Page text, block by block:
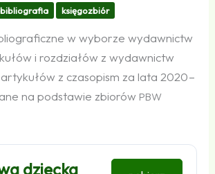
bibliografia księgozbiór
w wyborze wydawnictw
i rozdziałów z wydawnictw
z czasopism za lata 2020 –
na podstawie zbiorów PBW
dziecka